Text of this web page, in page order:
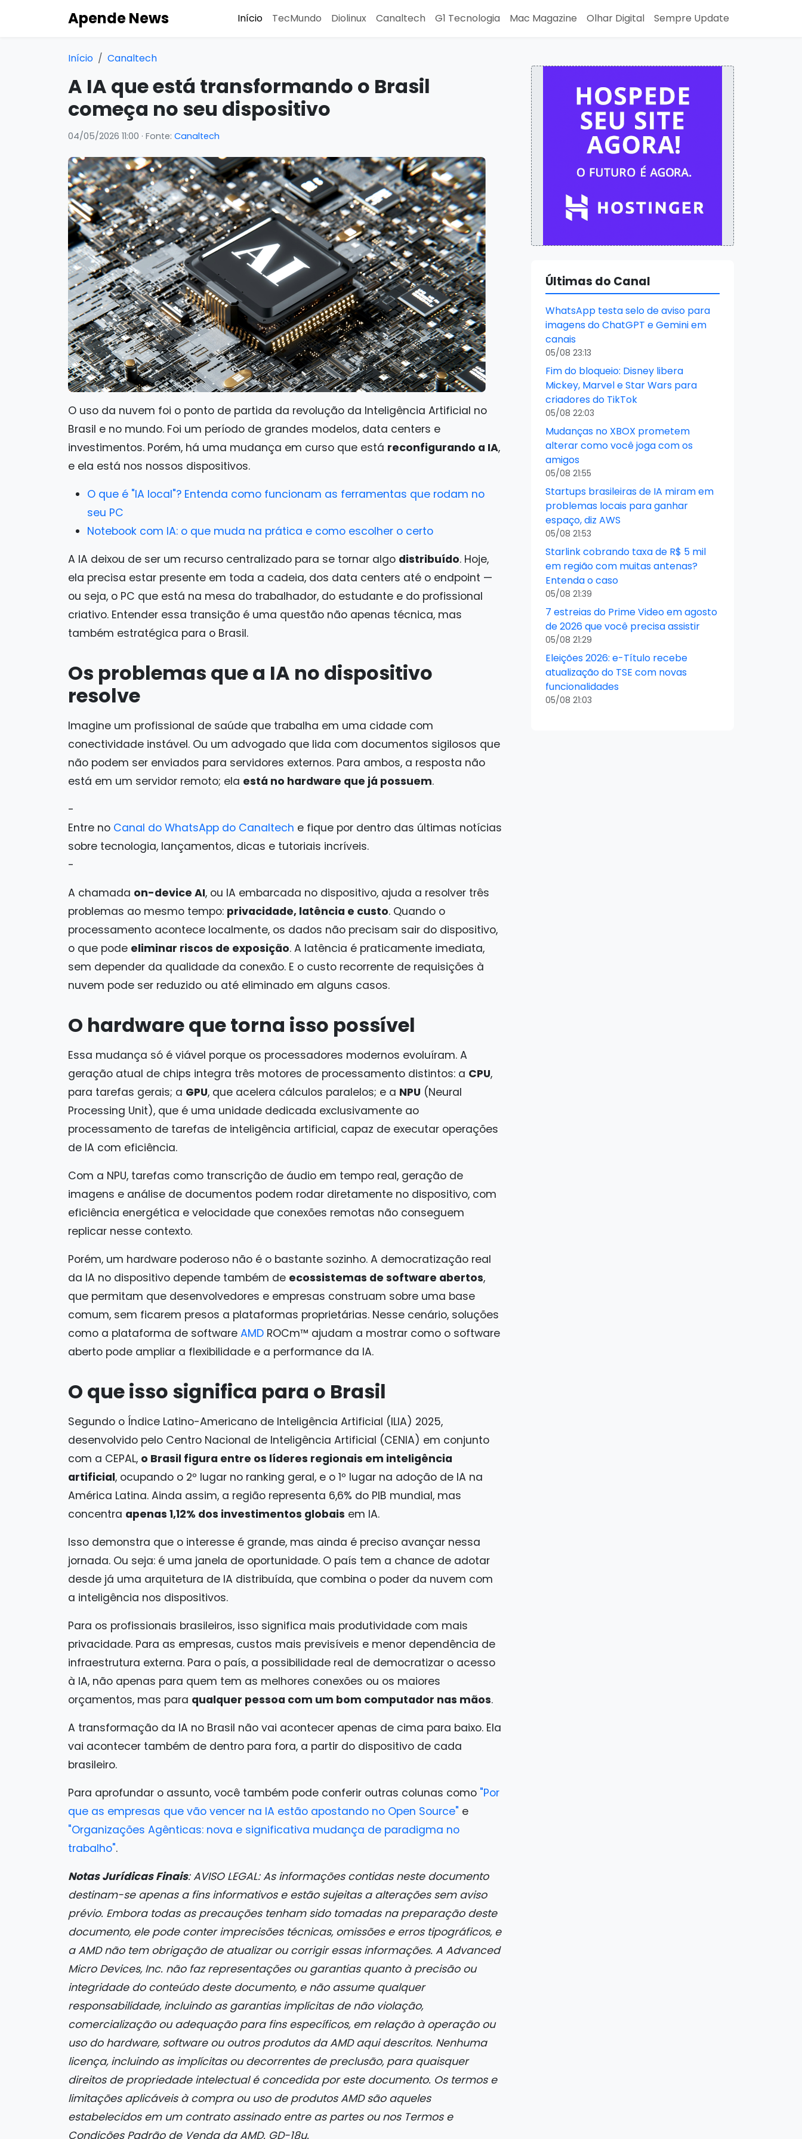
Apende News Início TecMundo Diolinux Canaltech G1 Tecnologia Mac Magazine Olhar Digital Sempre Update
Início Canaltech
A IA que está transformando o Brasil
começa no seu dispositivo
04/05/2026 11:00 · Fonte: Canaltech
O uso da nuvem foi o ponto de partida da revolução da Inteligência Artificial no
Brasil e no mundo. Foi um período de grandes modelos, data centers e
investimentos. Porém, há uma mudança em curso que está reconfigurando a IA,
e ela está nos nossos dispositivos.
O que é "IA local"? Entenda como funcionam as ferramentas que rodam no
seu PC
Notebook com IA: o que muda na prática e como escolher o certo
A IA deixou de ser um recurso centralizado para se tornar algo distribuído. Hoje,
ela precisa estar presente em toda a cadeia, dos data centers até o endpoint —
ou seja, o PC que está na mesa do trabalhador, do estudante e do profissional
criativo. Entender essa transição é uma questão não apenas técnica, mas
também estratégica para o Brasil.
Os problemas que a IA no dispositivo
resolve
Imagine um profissional de saúde que trabalha em uma cidade com
conectividade instável. Ou um advogado que lida com documentos sigilosos que
não podem ser enviados para servidores externos. Para ambos, a resposta não
está em um servidor remoto; ela está no hardware que já possuem.
-
Entre no Canal do WhatsApp do Canaltech e fique por dentro das últimas notícias
sobre tecnologia, lançamentos, dicas e tutoriais incríveis.
-
A chamada on-device AI, ou IA embarcada no dispositivo, ajuda a resolver três
problemas ao mesmo tempo: privacidade, latência e custo. Quando o
processamento acontece localmente, os dados não precisam sair do dispositivo,
o que pode eliminar riscos de exposição. A latência é praticamente imediata,
sem depender da qualidade da conexão. E o custo recorrente de requisições à
nuvem pode ser reduzido ou até eliminado em alguns casos.
O hardware que torna isso possível
Essa mudança só é viável porque os processadores modernos evoluíram. A
geração atual de chips integra três motores de processamento distintos: a CPU,
para tarefas gerais; a GPU, que acelera cálculos paralelos; e a NPU (Neural
Processing Unit), que é uma unidade dedicada exclusivamente ao
processamento de tarefas de inteligência artificial, capaz de executar operações
de IA com eficiência.
Com a NPU, tarefas como transcrição de áudio em tempo real, geração de
imagens e análise de documentos podem rodar diretamente no dispositivo, com
eficiência energética e velocidade que conexões remotas não conseguem
replicar nesse contexto.
Porém, um hardware poderoso não é o bastante sozinho. A democratização real
da IA no dispositivo depende também de ecossistemas de software abertos,
que permitam que desenvolvedores e empresas construam sobre uma base
comum, sem ficarem presos a plataformas proprietárias. Nesse cenário, soluções
como a plataforma de software AMD ROCm™ ajudam a mostrar como o software
aberto pode ampliar a flexibilidade e a performance da IA.
O que isso significa para o Brasil
Segundo o Índice Latino-Americano de Inteligência Artificial (ILIA) 2025,
desenvolvido pelo Centro Nacional de Inteligência Artificial (CENIA) em conjunto
com a CEPAL, o Brasil figura entre os líderes regionais em inteligência
artificial, ocupando o 2º lugar no ranking geral, e o 1º lugar na adoção de IA na
América Latina. Ainda assim, a região representa 6,6% do PIB mundial, mas
concentra apenas 1,12% dos investimentos globais em IA.
Isso demonstra que o interesse é grande, mas ainda é preciso avançar nessa
jornada. Ou seja: é uma janela de oportunidade. O país tem a chance de adotar
desde já uma arquitetura de IA distribuída, que combina o poder da nuvem com
a inteligência nos dispositivos.
Para os profissionais brasileiros, isso significa mais produtividade com mais
privacidade. Para as empresas, custos mais previsíveis e menor dependência de
infraestrutura externa. Para o país, a possibilidade real de democratizar o acesso
à IA, não apenas para quem tem as melhores conexões ou os maiores
orçamentos, mas para qualquer pessoa com um bom computador nas mãos.
A transformação da IA no Brasil não vai acontecer apenas de cima para baixo. Ela
vai acontecer também de dentro para fora, a partir do dispositivo de cada
brasileiro.
Para aprofundar o assunto, você também pode conferir outras colunas como "Por
que as empresas que vão vencer na IA estão apostando no Open Source" e
"Organizações Agênticas: nova e significativa mudança de paradigma no
trabalho".
Notas Jurídicas Finais: AVISO LEGAL: As informações contidas neste documento
destinam-se apenas a fins informativos e estão sujeitas a alterações sem aviso
prévio. Embora todas as precauções tenham sido tomadas na preparação deste
documento, ele pode conter imprecisões técnicas, omissões e erros tipográficos, e
a AMD não tem obrigação de atualizar ou corrigir essas informações. A Advanced
Micro Devices, Inc. não faz representações ou garantias quanto à precisão ou
integridade do conteúdo deste documento, e não assume qualquer
responsabilidade, incluindo as garantias implícitas de não violação,
comercialização ou adequação para fins específicos, em relação à operação ou
uso do hardware, software ou outros produtos da AMD aqui descritos. Nenhuma
licença, incluindo as implícitas ou decorrentes de preclusão, para quaisquer
direitos de propriedade intelectual é concedida por este documento. Os termos e
limitações aplicáveis à compra ou uso de produtos AMD são aqueles
estabelecidos em um contrato assinado entre as partes ou nos Termos e
Condições Padrão de Venda da AMD. GD-18u.
Últimas do Canal
WhatsApp testa selo de aviso para
imagens do ChatGPT e Gemini em
canais
05/08 23:13
Fim do bloqueio: Disney libera
Mickey, Marvel e Star Wars para
criadores do TikTok
05/08 22:03
Mudanças no XBOX prometem
alterar como você joga com os
amigos
05/08 21:55
Startups brasileiras de IA miram em
problemas locais para ganhar
espaço, diz AWS
05/08 21:53
Starlink cobrando taxa de R$ 5 mil
em região com muitas antenas?
Entenda o caso
05/08 21:39
7 estreias do Prime Video em agosto
de 2026 que você precisa assistir
05/08 21:29
Eleições 2026: e-Título recebe
atualização do TSE com novas
funcionalidades
05/08 21:03